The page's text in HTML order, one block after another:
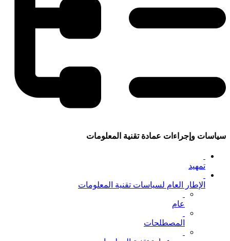
سياسات وإجراءات عمادة تقنية المعلومات
تمهيد
الإطار العام لسياسات تقنية المعلومات
عام
المصطلحات